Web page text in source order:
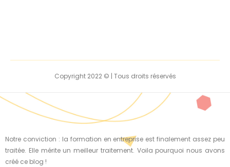
Copyright 2022 © | Tous droits réservés
Notre conviction : la formation en entreprise est finalement assez peu
traitée. Elle mérite un meilleur traitement. Voila pourquoi nous avons
créé ce blog !